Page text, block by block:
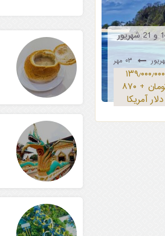
تور بالی + سنگاپور 14 و 21 شهریور
۱۳۹٫۰۰۰٫۰۰۰
تومان + ۸۷۰
دلار آمریکا